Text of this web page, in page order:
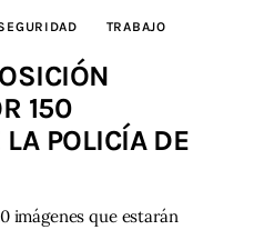
TRABAJO
150
POLICÍA DE
imágenes que estarán